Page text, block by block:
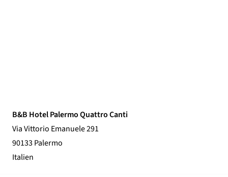
B&B Hotel Palermo Quattro Canti
Via Vittorio Emanuele 291
90133 Palermo
Italien